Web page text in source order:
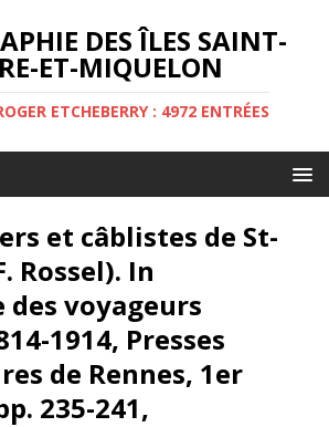
DES ÎLES SAINT-
ET-MIQUELON
ETCHEBERRY : 4972 ENTRÉES
et câblistes de St-
Rossel). In
voyageurs
1914, Presses
de Rennes, 1er
235-241,